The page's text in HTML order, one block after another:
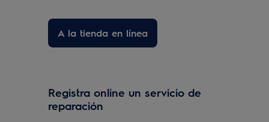
A la tienda en línea
Registra online un servicio de
reparación